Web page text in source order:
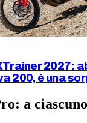
2027:
200, è una
a